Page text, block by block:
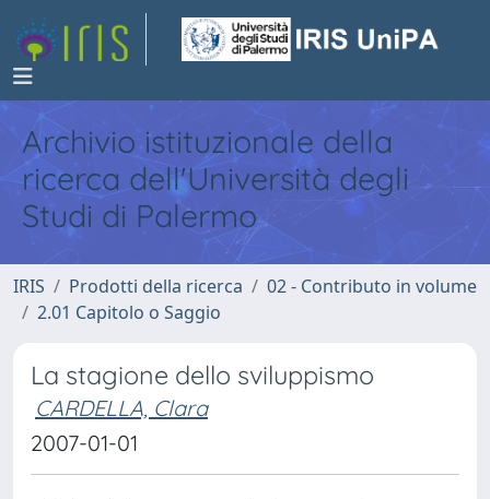
Archivio istituzionale della
ricerca dell'Università degli
Studi di Palermo
IRIS Prodotti della ricerca
02 - Contributo in volume
2.01 Capitolo o Saggio
La stagione dello sviluppismo
CARDELLA, Clara
2007-01-01